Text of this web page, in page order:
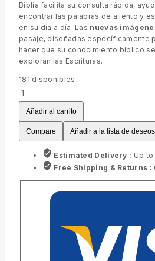
Biblia facilita su consulta rápida,
encontrar las palabras de aliento y
en su día a día. Las nuevas
pasaje, diseñadas específicamente
hacer que su conocimiento bíblico
exploran las Escrituras.
181 disponibles
Biblia
de
promesas
para
niños
Valera
1960
Tapa
Añadir al carrito
Compare Añadir a la lista de deseos
Estimated Delivery : Up
Free Shipping & Returns :